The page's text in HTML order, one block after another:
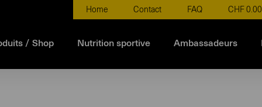
Home Contact FAQ CHF 0.00
/ Shop Nutrition sportive Ambassadeurs